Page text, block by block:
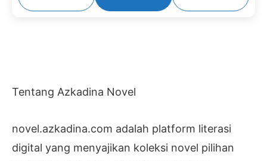
Tentang Azkadina Novel
novel.azkadina.com adalah platform literasi
digital yang menyajikan koleksi novel pilihan